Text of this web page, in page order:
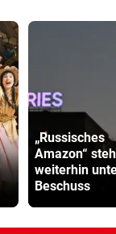
„Russisches
Amazon“
weiterhin
Beschuss